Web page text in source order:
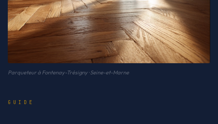
Parqueteur à Fontenay-Trésigny · Seine-et-Marne
GUIDE